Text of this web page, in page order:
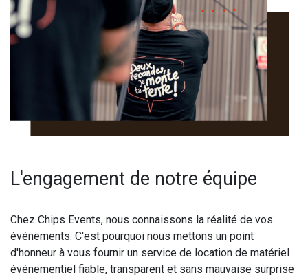
L'engagement de notre équipe
Chez Chips Events, nous connaissons la réalité de vos
événements. C'est pourquoi nous mettons un point
d'honneur à vous fournir un service de location de matériel
événementiel fiable, transparent et sans mauvaise surprise